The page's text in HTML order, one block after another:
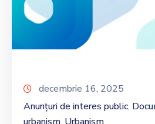
decembrie 16, 2025
Anunțuri de interes public‚